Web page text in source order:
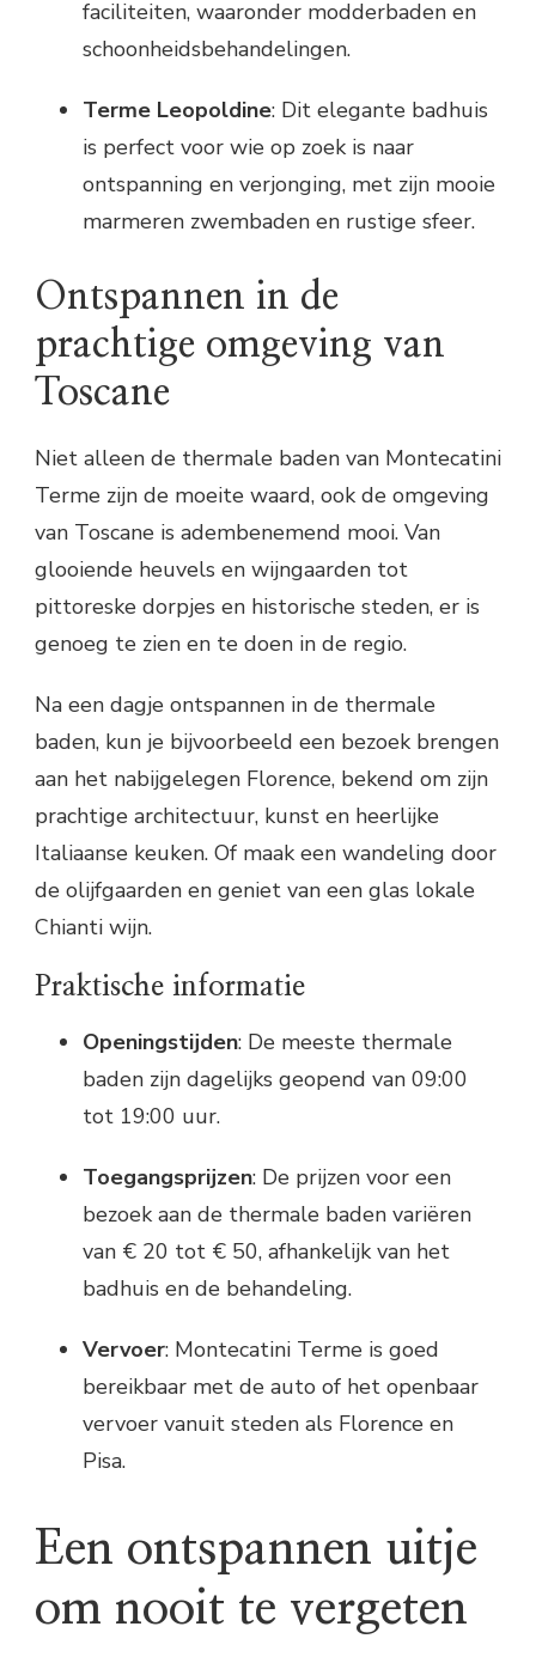
faciliteiten, waaronder modderbaden en
schoonheidsbehandelingen.
Terme Leopoldine: Dit elegante badhuis
is perfect voor wie op zoek is naar
ontspanning en verjonging, met zijn mooie
marmeren zwembaden en rustige sfeer.
Ontspannen in de
prachtige omgeving van
Toscane
Niet alleen de thermale baden van Montecatini
Terme zijn de moeite waard, ook de omgeving
van Toscane is adembenemend mooi. Van
glooiende heuvels en wijngaarden tot
pittoreske dorpjes en historische steden, er is
genoeg te zien en te doen in de regio.
Na een dagje ontspannen in de thermale
baden, kun je bijvoorbeeld een bezoek brengen
aan het nabijgelegen Florence, bekend om zijn
prachtige architectuur, kunst en heerlijke
Italiaanse keuken. Of maak een wandeling door
de olijfgaarden en geniet van een glas lokale
Chianti wijn.
Praktische informatie
Openingstijden: De meeste thermale
baden zijn dagelijks geopend van 09:00
tot 19:00 uur.
Toegangsprijzen: De prijzen voor een
bezoek aan de thermale baden variëren
van € 20 tot € 50, afhankelijk van het
badhuis en de behandeling.
Vervoer: Montecatini Terme is goed
bereikbaar met de auto of het openbaar
vervoer vanuit steden als Florence en
Pisa.
Een ontspannen uitje
om nooit te vergeten